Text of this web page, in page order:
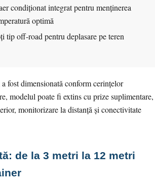
condiționat integrat pentru menținerea
optimă
tip off-road pentru deplasare pe teren
fost dimensionată conform cerințelor
modelul poate fi extins cu prize suplimentare,
monitorizare la distanță și conectivitate
de la 3 metri la 12 metri